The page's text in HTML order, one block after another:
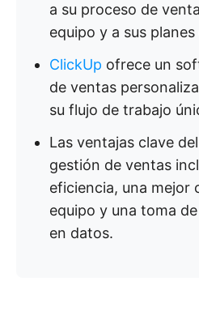
a su proceso de
equipo y a sus
ClickUp ofrece un
de ventas
su flujo de trabajo
Las ventajas clave
gestión de ventas
eficiencia, una mejor
equipo y una toma
en datos.